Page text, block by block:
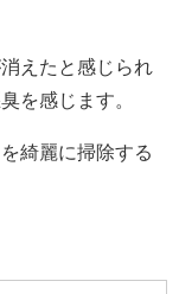
えたと感じられ
を感じます。
綺麗に掃除する